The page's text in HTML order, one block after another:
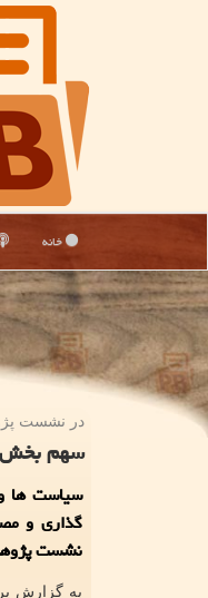
خانه
در نشست
سهم بخش
سیاست ها
نشست
به گزارش